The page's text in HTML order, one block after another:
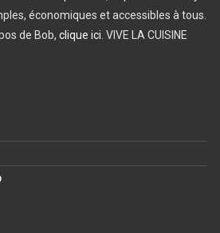
économiques et accessibles à tous.
de Bob, clique ici . VIVE LA CUISINE